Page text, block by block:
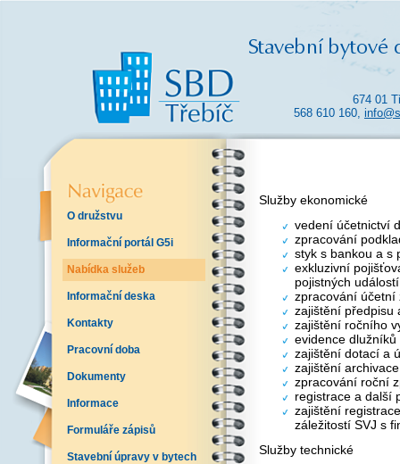
674 01
568 610 160,
O družstvu
Informační portál G5i
Nabídka služeb
Informační deska
Kontakty
Pracovní doba
Dokumenty
Informace
Formuláře zápisů
Stavební úpravy v bytech
Služby ekonomické
vedení účetnictví
zpracování
styk s bankou a s
exkluzivní
pojistných událostí
zpracování účetní
zajištění předpisu
zajištění ročního
evidence
zajištění dotací a
zajištění
zpracování roční
registrace a další
zajištění
záležitostí SVJ s
Služby technické